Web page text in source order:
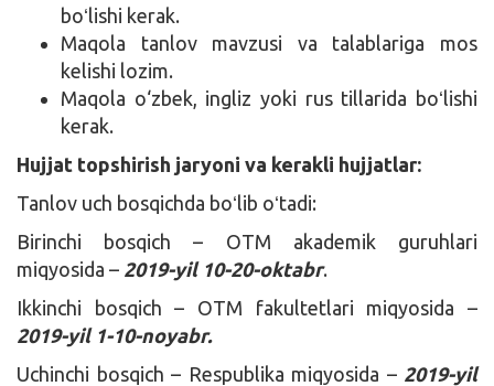
boʻlishi kerak.
Maqola tanlov mavzusi va talablariga mos
kelishi lozim.
Maqola o‘zbek, ingliz yoki rus tillarida boʻlishi
kerak.
Hujjat topshirish jaryoni va kerakli hujjatlar:
Tanlov uch bosqichda boʻlib oʻtadi:
Birinchi bosqich – OTM akademik guruhlari
miqyosida – 2019-yil 10-20-oktabr.
Ikkinchi bosqich – OTM fakultetlari miqyosida –
2019-yil 1-10-noyabr.
Uchinchi bosqich – Respublika miqyosida – 2019-yil